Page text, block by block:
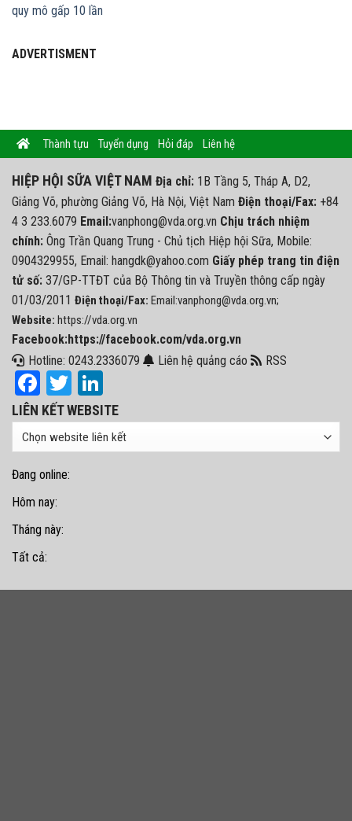
quy mô gấp 10 lần
ADVERTISMENT
Thành tựu Tuyển dụng Hỏi đáp Liên hệ
HIỆP HỘI SỮA VIỆT NAM Địa chỉ: 1B Tầng 5, Tháp A, D2,
Giảng Võ, phường Giảng Võ, Hà Nội, Việt Nam Điện thoại/Fax: +84
4 3 233.6079 Email:vanphong@vda.org.vn Chịu trách nhiệm
chính: Ông Trần Quang Trung - Chủ tịch Hiệp hội Sữa, Mobile:
0904329955, Email: hangdk@yahoo.com Giấy phép trang tin điện
tử số: 37/GP-TTĐT của Bộ Thông tin và Truyền thông cấp ngày
01/03/2011 Điện thoại/Fax: Email:vanphong@vda.org.vn;
Website: https://vda.org.vn
Facebook:https://facebook.com/vda.org.vn
Hotline: 0243.2336079
Liên hệ quảng cáo RSS
Facebook
Twitter
LIÊN KẾT WEBSITE
Đang online:
Hôm nay:
Tháng này:
Tất cả: